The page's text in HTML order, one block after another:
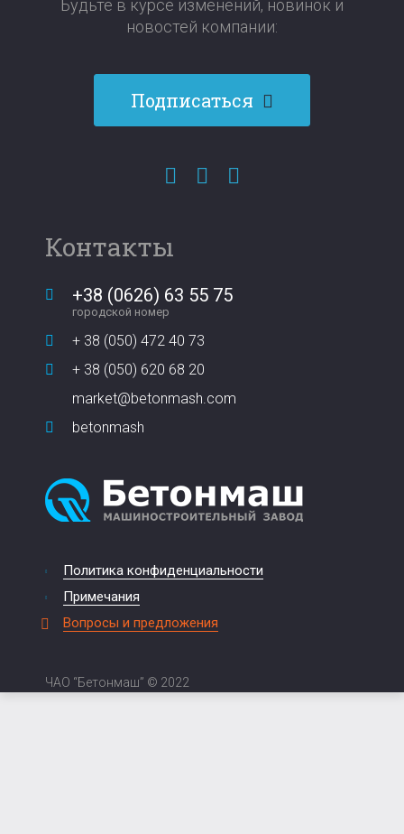
Политика конфиденциальности
Примечания
Вопросы и предложения
ЧАО “Бетонмаш” © 2022
Будьте в курсе изменений, новинок и
новостей компании:​​​​​​​
Подписаться
Контакты
+38 (0626) 63 55 75
городской номер
+ 38 (050) 472 40 73
+ 38 (050) 620 68 20
market@betonmash.com
betonmash